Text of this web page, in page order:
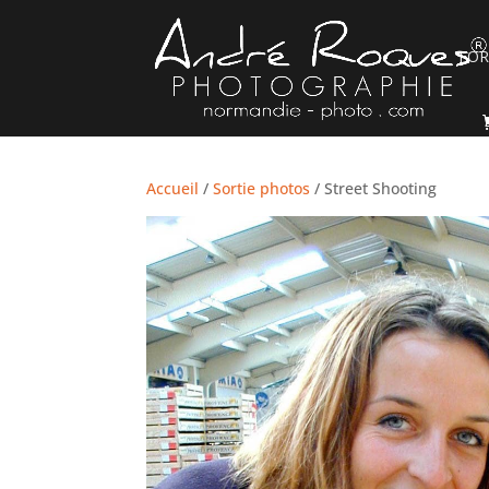
Accueil /Sortie photos / Street Shooting